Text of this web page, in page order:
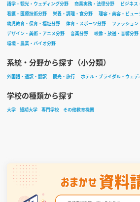
語学・観光・ウェディング分野
商業実務・法律分野 ビジネス
看護・医療技術分野
栄養・調理・食分野
理容・美容・ビュー
幼児教育・保育・福祉分野
体育・スポーツ分野
ファッショ
デザイン・美術・アニメ分野
音楽分野 映像・放送・音響分野
環境・農業・バイオ分野
系統・分野から探す（小分類）
外国語・通訳・翻訳 観光・旅行 ホテル・ブライダル・ウェ
学校の種類から探す
大学 短期大学 専門学校 その他教育機関